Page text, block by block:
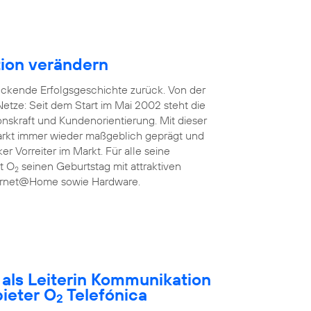
verändern
Erfolgsgeschichte zurück. Von der
Seit dem Start im Mai 2002 steht die
und Kundenorientierung. Mit dieser
immer wieder maßgeblich geprägt und
Vorreiter im Markt. Für alle seine
O2 seinen Geburtstag mit attraktiven
sowie Hardware.
Leiterin Kommunikation
O2 Telefónica